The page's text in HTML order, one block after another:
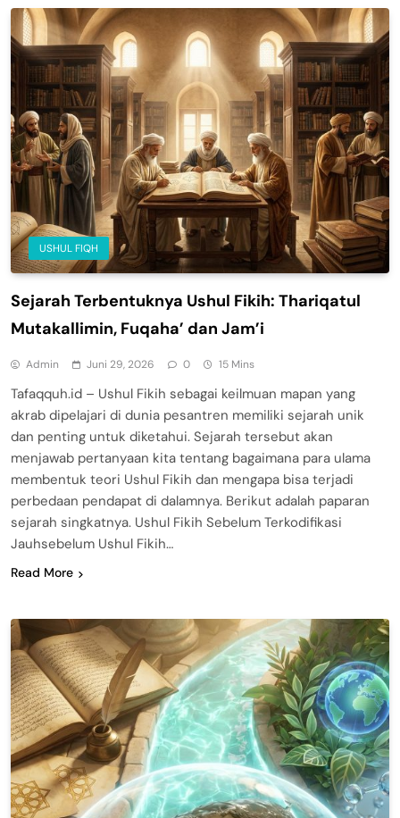
USHUL FIQH
Sejarah Terbentuknya Ushul Fikih: Thariqatul
Mutakallimin, Fuqaha’ dan Jam’i
Admin Juni 29, 2026 0 15 Mins
Tafaqquh.id – Ushul Fikih sebagai keilmuan mapan yang
akrab dipelajari di dunia pesantren memiliki sejarah unik
dan penting untuk diketahui. Sejarah tersebut akan
menjawab pertanyaan kita tentang bagaimana para ulama
membentuk teori Ushul Fikih dan mengapa bisa terjadi
perbedaan pendapat di dalamnya. Berikut adalah paparan
sejarah singkatnya. Ushul Fikih Sebelum Terkodifikasi
Jauhsebelum Ushul Fikih…
Read More